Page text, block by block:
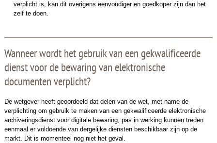
verplicht is, kan dit overigens eenvoudiger en goedkoper zijn dan het
zelf te doen.
Wanneer wordt het gebruik van een gekwalificeerde
dienst voor de bewaring van elektronische
documenten verplicht?
De wetgever heeft geoordeeld dat delen van de wet, met name de
verplichting om gebruik te maken van een gekwalificeerde elektronische
archiveringsdienst voor digitale bewaring, pas in werking kunnen treden
eenmaal er voldoende van dergelijke diensten beschikbaar zijn op de
markt. Dit is momenteel nog niet het geval.